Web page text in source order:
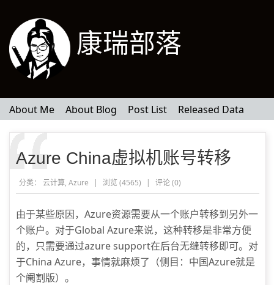
康瑞部落
About Me About Blog Post List Released Data
Azure China虚拟机账号转移
分类： 云计算, Azure | 浏览 (4565) | 评论 (0)
由于某些原因，Azure资源需要从一个账户转移到另外一
个账户。对于Global Azure来说，这种转移是非常方便
的，只需要通过azure support在后台无缝转移即可。对
于China Azure，事情就麻烦了（侧目：中国Azure就是
个阉割版）。